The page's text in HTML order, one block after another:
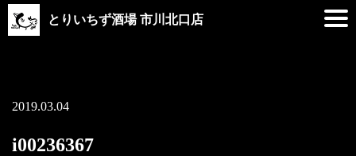
とりいちず酒場 市川北口店
2019.03.04
i00236367